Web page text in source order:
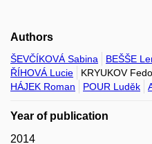
Authors
ŠEVČÍKOVÁ Sabina BEŠŠE
ŘÍHOVÁ Lucie
KRYUKOV
HÁJEK Roman
POUR Luděk
Year of publication
2014